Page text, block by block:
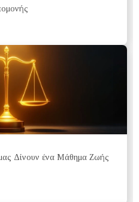
Δίνουν ένα Μάθημα Ζωής